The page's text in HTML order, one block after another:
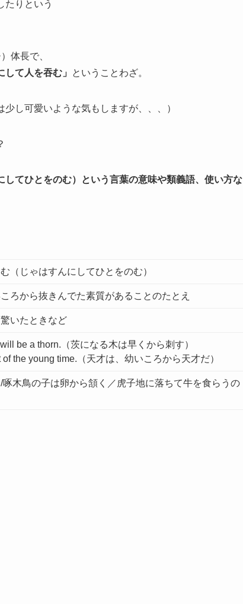
たりという
体長で、
して人を吞む」 ということわざ。
し可愛いような気もしますが、、、）
してひとをのむ）という言葉の意味や類義語、使い方な
（じゃはすんにしてひとをのむ）
ろから抜きんでた素質があることのたとえ
いたときなど
be a thorn.（茨になる木は早くから刺す）
of the young time.（天才は、幼いころから天才だ）
木鳥の子は卵から頷く／虎子地に落ちて牛を食らうの